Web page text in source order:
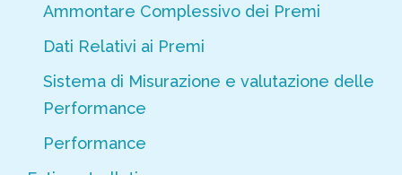
Ammontare Complessivo dei Premi
Dati Relativi ai Premi
Sistema di Misurazione e valutazione delle
Performance
Performance